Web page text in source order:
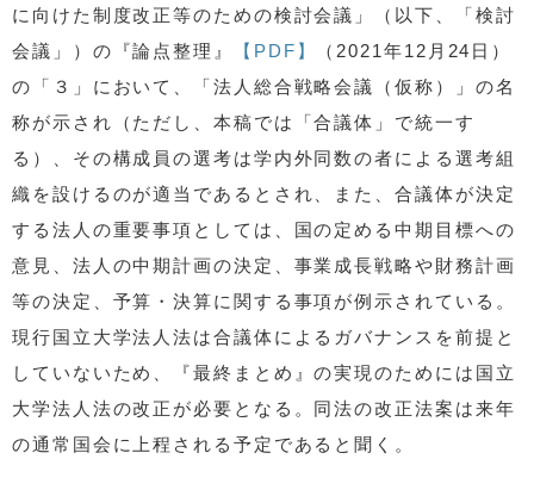
に向けた制度改正等のための検討会議」（以下、「検討
会議」）の『論点整理』
【PDF】
（2021年12月24日）
の「３」において、「法人総合戦略会議（仮称）」の名
称が示され（ただし、本稿では「合議体」で統一す
る）、その構成員の選考は学内外同数の者による選考組
織を設けるのが適当であるとされ、また、合議体が決定
する法人の重要事項としては、国の定める中期目標への
意見、法人の中期計画の決定、事業成長戦略や財務計画
等の決定、予算・決算に関する事項が例示されている。
現行国立大学法人法は合議体によるガバナンスを前提と
していないため、『最終まとめ』の実現のためには国立
大学法人法の改正が必要となる。同法の改正法案は来年
の通常国会に上程される予定であると聞く。